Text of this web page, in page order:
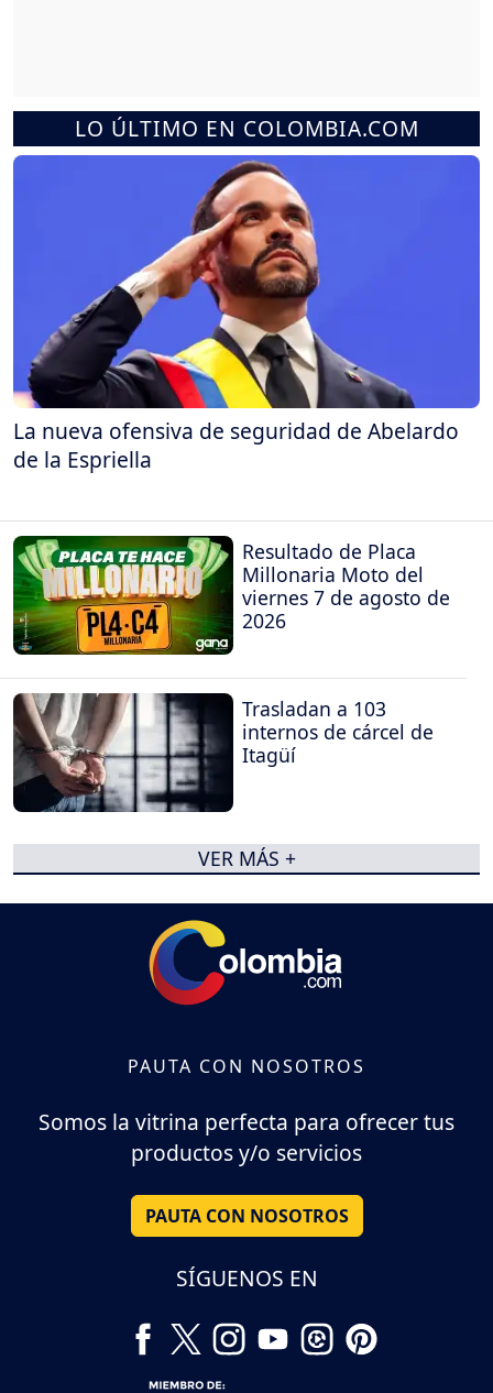
LO ÚLTIMO EN COLOMBIA.COM
La nueva ofensiva de seguridad de Abelardo
de la Espriella
Resultado de Placa
Millonaria Moto del
viernes 7 de agosto de
2026
Trasladan a 103
internos de cárcel de
Itagüí
VER MÁS +
PAUTA CON NOSOTROS
Somos la vitrina perfecta para ofrecer tus
productos y/o servicios
PAUTA CON NOSOTROS
SÍGUENOS EN